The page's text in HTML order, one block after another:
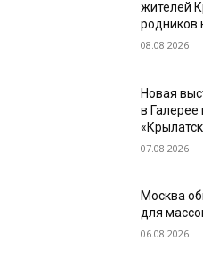
жителей
родников
08.08.2026
Новая
в Галерее
07.08.2026
Москва
для
06.08.2026